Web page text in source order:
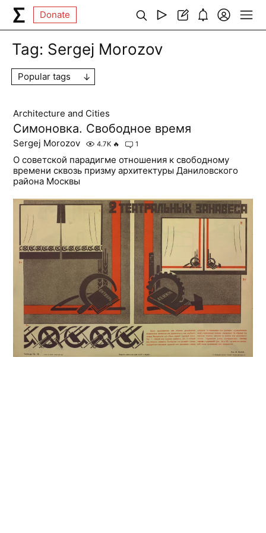
Donate
Tag: Sergej Morozov
Popular tags
Architecture and Cities
Симоновка. Свободное время
Sergej Morozov 4.7K 🔥 1
О советской парадигме отношения к свободному
времени сквозь призму архитектуры Даниловского
района Москвы